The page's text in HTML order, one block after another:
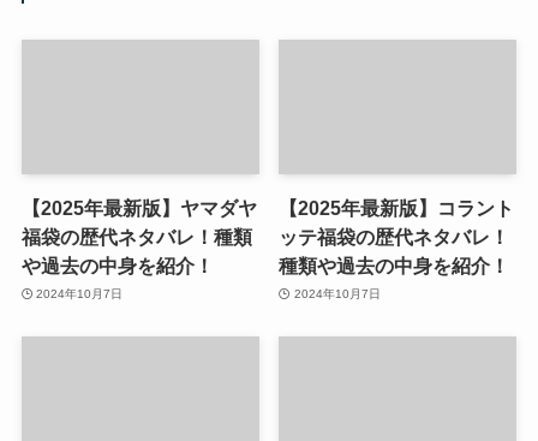
【2025年最新版】ヤマダヤ
福袋の歴代ネタバレ！種類
や過去の中身を紹介！
2024年10月7日
【2025年最新版】コラント
ッテ福袋の歴代ネタバレ！
種類や過去の中身を紹介！
2024年10月7日